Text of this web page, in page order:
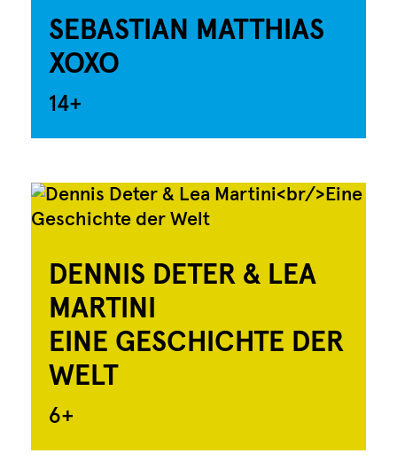
SEBASTIAN MATTHIAS
XOXO
14+
DENNIS DETER & LEA
MARTINI
EINE GESCHICHTE DER
WELT
6+